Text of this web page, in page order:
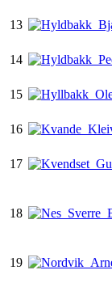
13
14
15
16
17
18
19